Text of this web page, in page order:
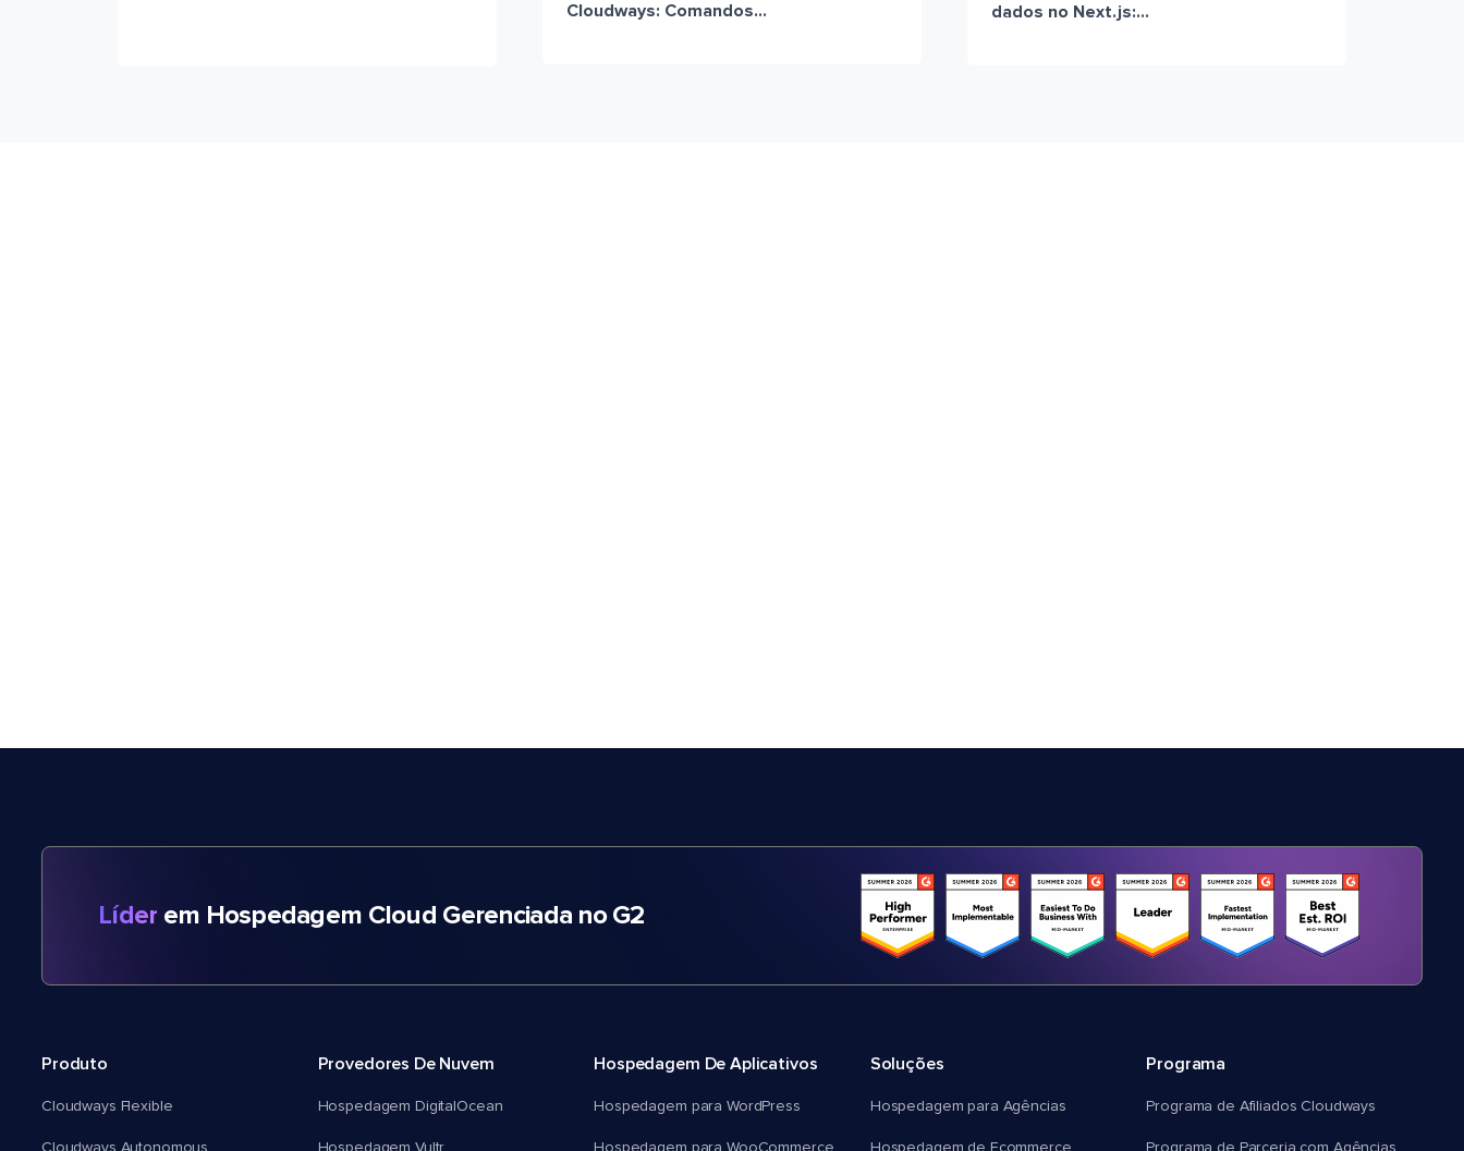
Cloudways: Comandos...
dados no Next.js:...
Líder em Hospedagem Cloud Gerenciada no G2
Produto
Cloudways Flexible
Provedores De Nuvem
Hospedagem DigitalOcean
Hospedagem De Aplicativos
Hospedagem para WordPress
Soluções
Hospedagem para Agências
Programa
Programa de Afiliados Cloudways